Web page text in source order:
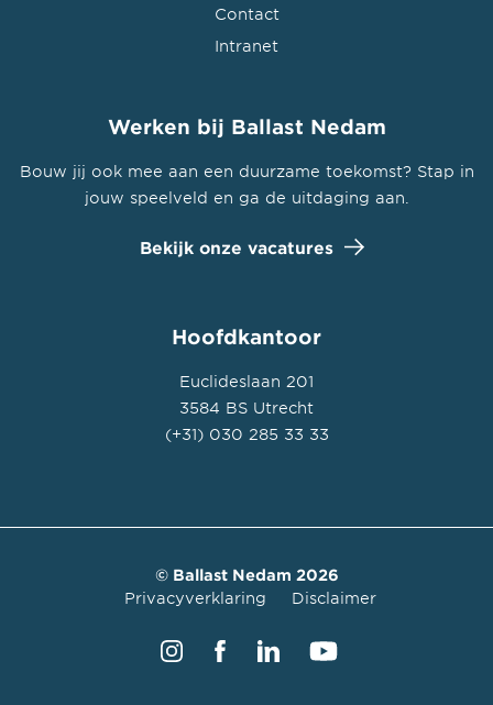
Contact
Intranet
Werken bij Ballast Nedam
Bouw jij ook mee aan een duurzame toekomst? Stap in
jouw speelveld en ga de uitdaging aan.
Bekijk onze vacatures
Hoofdkantoor
Euclideslaan 201
3584 BS Utrecht
(+31) 030 285 33 33
© Ballast Nedam 2026
Privacyverklaring
Disclaimer